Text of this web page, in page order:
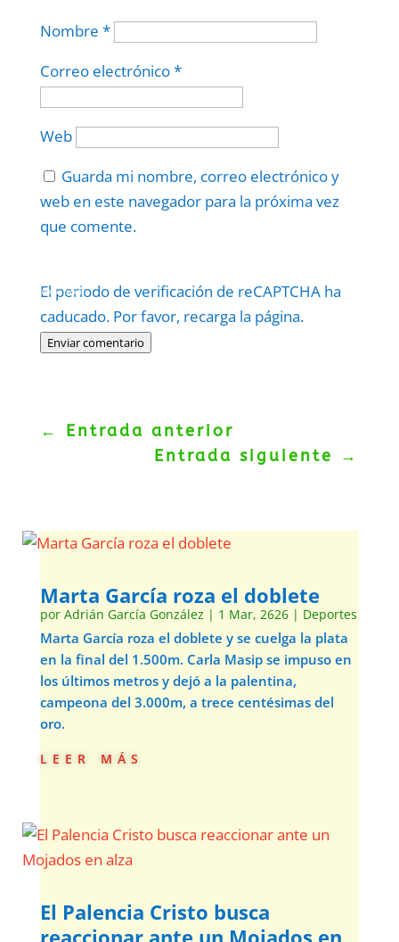
Nombre *
Correo electrónico*
Web
Guarda mi nombre, correo electrónico y
web en este navegador para la próxima vez
que comente.
El periodo de verificación de reCAPTCHA ha
caducado. Por favor, recarga la página.
Enviar comentario
Politica–Términos.
← Entrada anterior
Entrada siguiente
→
Marta García roza el doblete
por Adrián García González | 1 Mar, 2626| Deportes
Marta García roza el doblete y se cuelga la plata
en la final del 1.500m. Carla Masip se impuso en
los últimos metros y dejó a la palentina,
campeona del 3.000m, a trece centésimas del
oro.
leer más
El Palencia Cristo busca
reaccionar ante un Mojados en